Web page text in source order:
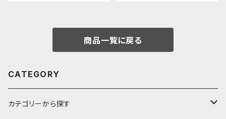
商品一覧に戻る
CATEGORY
カテゴリーから探す